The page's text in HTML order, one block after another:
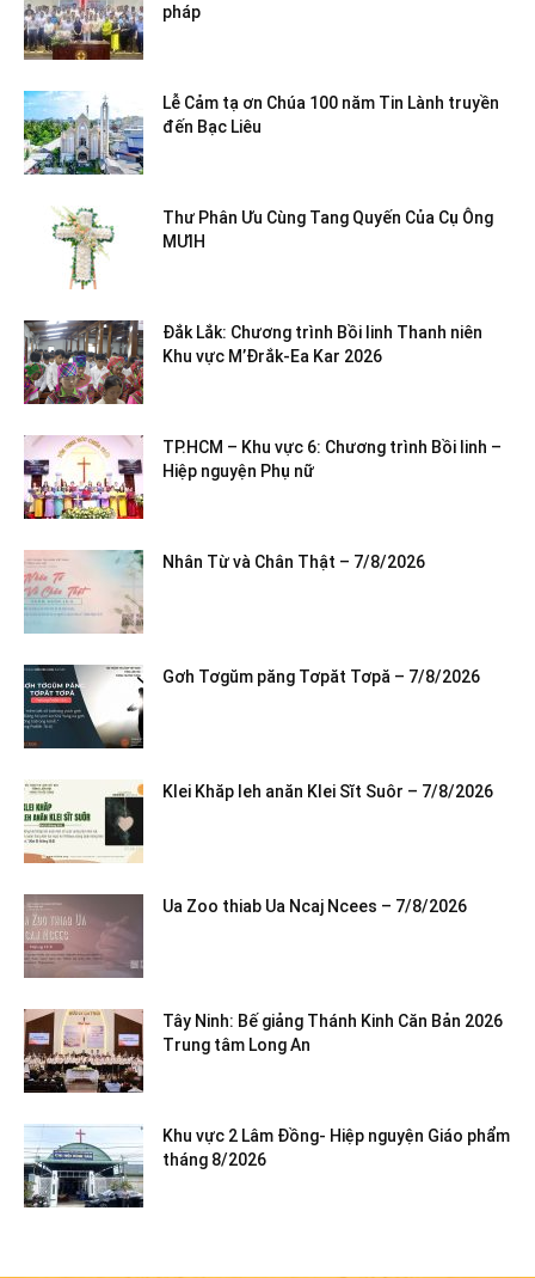
pháp
Lễ Cảm tạ ơn Chúa 100 năm Tin Lành truyền
đến Bạc Liêu
Thư Phân Ưu Cùng Tang Quyến Của Cụ Ông
MƯIH
Đắk Lắk: Chương trình Bồi linh Thanh niên
Khu vực M’Đrắk-Ea Kar 2026
TP.HCM – Khu vực 6: Chương trình Bồi linh –
Hiệp nguyện Phụ nữ
Nhân Từ và Chân Thật – 7/8/2026
Gơh Tơgŭm păng Tơpăt Tơpă – 7/8/2026
Klei Khăp leh anăn Klei Sĭt Suôr – 7/8/2026
Ua Zoo thiab Ua Ncaj Ncees – 7/8/2026
Tây Ninh: Bế giảng Thánh Kinh Căn Bản 2026
Trung tâm Long An
Khu vực 2 Lâm Đồng- Hiệp nguyện Giáo phẩm
tháng 8/2026